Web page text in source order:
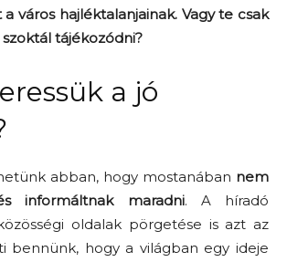
város hajléktalanjainak. Vagy te csak
tájékozódni?
a jó
abban, hogy mostanában nem
informáltnak maradni. A híradó
oldalak pörgetése is azt az
bennünk, hogy a világban egy ideje